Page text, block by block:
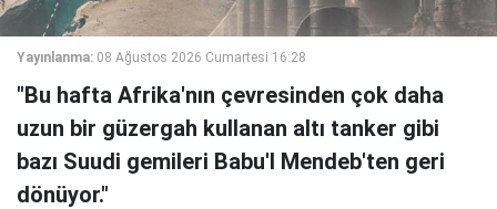
Yayınlanma: 08 Ağustos 2026 Cumartesi 16:28
"Bu hafta Afrika'nın çevresinden çok daha
uzun bir güzergah kullanan altı tanker gibi
bazı Suudi gemileri Babu'l Mendeb'ten geri
dönüyor."